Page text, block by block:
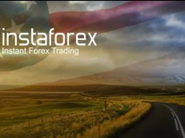
Ҳисоб-варағини тез очиш
Энди иш
учун
Инвесторлар учун